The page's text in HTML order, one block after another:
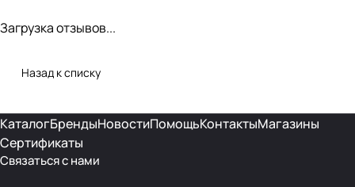
Загрузка отзывов...
Назад к списку
КаталогБрендыНовостиПомощьКонтактыМагазины
Сертификаты
Связаться с нами